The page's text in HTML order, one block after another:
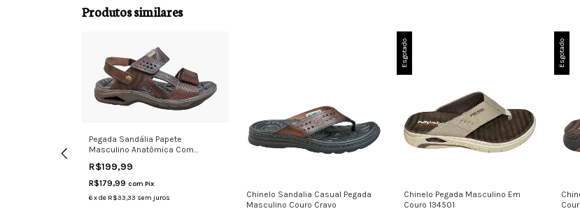
Produtos similares
Pegada Sandália Papete
Masculino Anatômica Com
R$199,99
R$179,99 com Pix
6xde R$33,33 sem juros
Chinelo Sandalia Casual Pegada
Masculino Couro Cravo
Esgotado
Chinelo Pegada Masculino Em
Couro 134501
Esgotado